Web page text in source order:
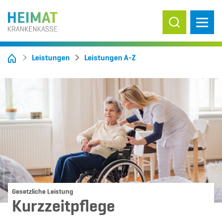
Suche ein-/
Leistungen Leistungen A-Z
Gesetzliche Leistung
Kurzzeitpflege